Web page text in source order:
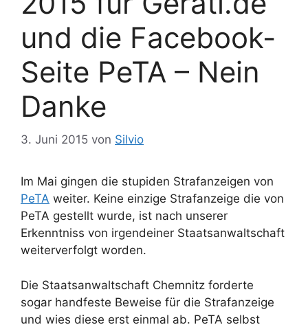
und die Facebook-
Seite PeTA – Nein
Danke
3. Juni 2015 von Silvio
Im Mai gingen die stupiden Strafanzeigen von
PeTA weiter. Keine einzige Strafanzeige die von
PeTA gestellt wurde, ist nach unserer
Erkenntniss von irgendeiner Staatsanwaltschaft
weiterverfolgt worden.
Die Staatsanwaltschaft Chemnitz forderte
sogar handfeste Beweise für die Strafanzeige
und wies diese erst einmal ab. PeTA selbst